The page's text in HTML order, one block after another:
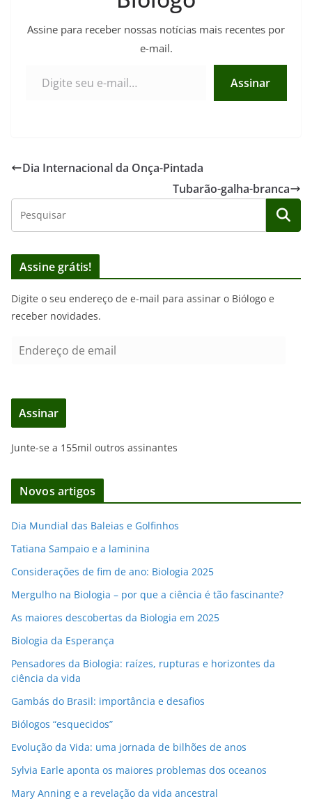
Assine para receber nossas notícias mais recentes por
e-mail.
Assinar
Dia Internacional da Onça-Pintada
Tubarão-galha-branca
Assine grátis!
Digite o seu endereço de e-mail para assinar o Biólogo e
receber novidades.
e
e
ç
d
e
a
i
Assinar
Junte-se a 155mil outros assinantes
Novos artigos
Dia Mundial das Baleias e Golfinhos
Tatiana Sampaio e a laminina
Considerações de fim de ano: Biologia 2025
Mergulho na Biologia – por que a ciência é tão fascinante?
As maiores descobertas da Biologia em 2025
Biologia da Esperança
Pensadores da Biologia: raízes, rupturas e horizontes da
ciência da vida
Gambás do Brasil: importância e desafios
Biólogos “esquecidos”
Evolução da Vida: uma jornada de bilhões de anos
Sylvia Earle aponta os maiores problemas dos oceanos
Mary Anning e a revelação da vida ancestral